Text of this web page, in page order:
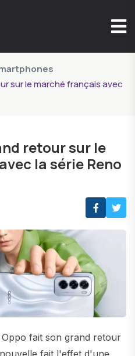
sur le marché français avec
retour sur le
la série Reno
fait son grand retour
fait l'effet d'une